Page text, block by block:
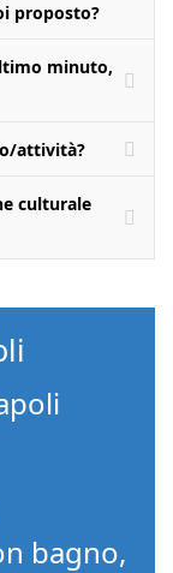
proposto?
minuto,
attività?
culturale
bagno,